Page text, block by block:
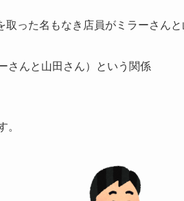
った名もなき店員がミラーさん
さんと山田さん）という関係